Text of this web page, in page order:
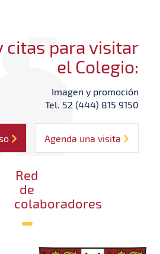
citas para visitar
el Colegio:
Imagen y promoción
Tel. 52 (444) 815 9150
Agenda una visita
Red
de
colaboradores